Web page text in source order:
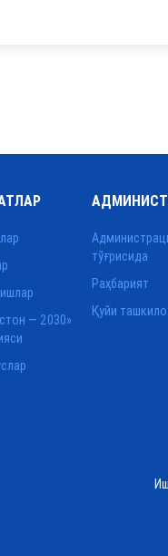
— 2030»
тўғрисида
Раҳбарият
Қуйи